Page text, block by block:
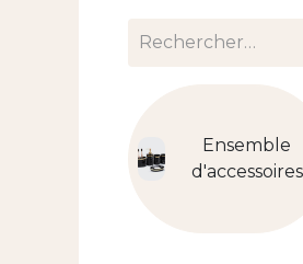
Ensemble
d'accessoires